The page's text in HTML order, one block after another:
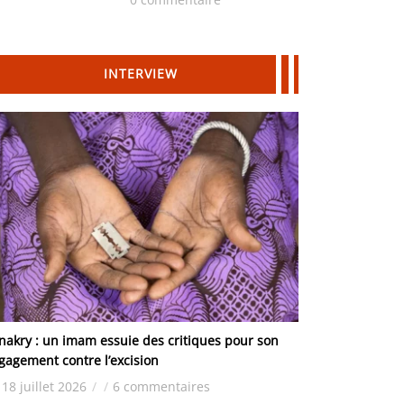
INTERVIEW
: un imam essuie des critiques pour son
contre l’excision
18 juillet 2026 / / 6 commentaires